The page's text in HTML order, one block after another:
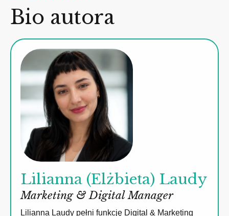
Bio autora
Lilianna (Elżbieta) Laudy
Marketing & Digital Manager
Lilianna Laudy pełni funkcję Digital & Marketing